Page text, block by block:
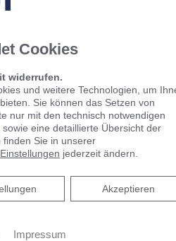
Cookies
widerrufen.
und weitere Technologien, um
Sie können das Setzen von
nur mit den technisch notwendigen
eine detaillierte Übersicht der
finden Sie in unserer
Einstellungen jederzeit ändern.
Akzeptieren
Impressum